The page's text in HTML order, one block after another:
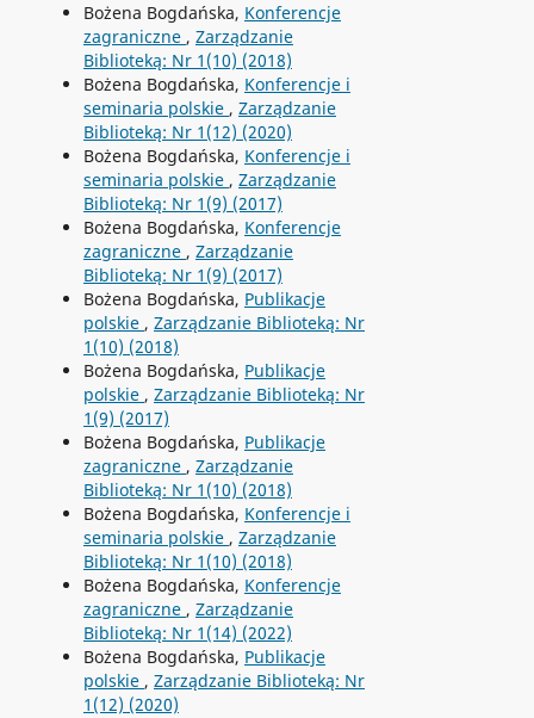
Bożena Bogdańska, Konferencje
zagraniczne , Zarządzanie
Biblioteką: Nr 1(10) (2018)
Bożena Bogdańska, Konferencje i
seminaria polskie , Zarządzanie
Biblioteką: Nr 1(12) (2020)
Bożena Bogdańska, Konferencje i
seminaria polskie , Zarządzanie
Biblioteką: Nr 1(9) (2017)
Bożena Bogdańska, Konferencje
zagraniczne , Zarządzanie
Biblioteką: Nr 1(9) (2017)
Bożena Bogdańska, Publikacje
polskie , Zarządzanie Biblioteką: Nr
1(10) (2018)
Bożena Bogdańska, Publikacje
polskie , Zarządzanie Biblioteką: Nr
1(9) (2017)
Bożena Bogdańska, Publikacje
zagraniczne , Zarządzanie
Biblioteką: Nr 1(10) (2018)
Bożena Bogdańska, Konferencje i
seminaria polskie , Zarządzanie
Biblioteką: Nr 1(10) (2018)
Bożena Bogdańska, Konferencje
zagraniczne , Zarządzanie
Biblioteką: Nr 1(14) (2022)
Bożena Bogdańska, Publikacje
polskie , Zarządzanie Biblioteką: Nr
1(12) (2020)